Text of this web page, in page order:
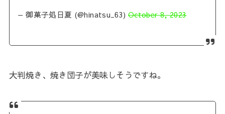
— 御菓子処日夏 (@hinatsu_63) October 8, 2023
大判焼き、焼き団子が美味しそうですね。